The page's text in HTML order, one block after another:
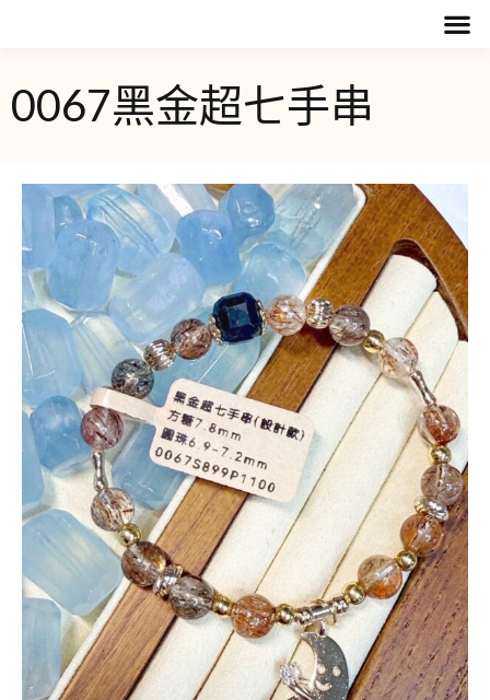
0067黑金超七手串